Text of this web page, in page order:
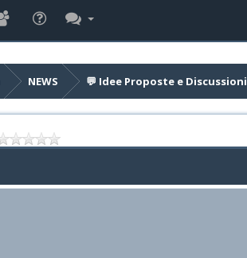
NEWS 💬 Idee Proposte e Discussioni